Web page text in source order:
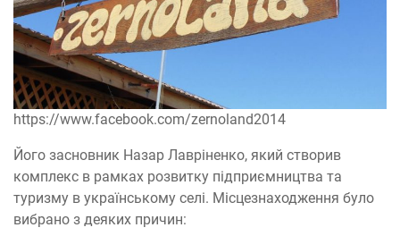
https://www.facebook.com/zernoland2014
Його засновник Назар Лавріненко, який створив
комплекс в рамках розвитку підприємництва та
туризму в українському селі. Місцезнаходження було
вибрано з деяких причин: